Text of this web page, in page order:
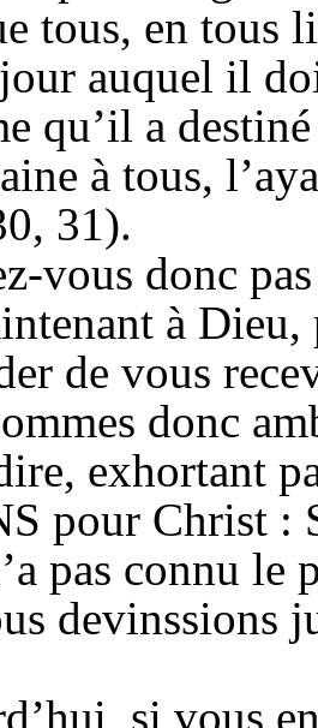
tous, en tous
auquel il
qu’il a
à tous,
31).
vous donc
à
de vous
donc
exhortant
pour Christ :
pas connu le
devinssions
si vous